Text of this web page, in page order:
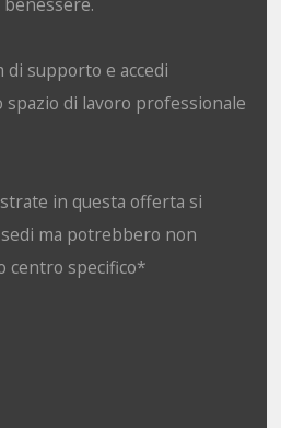
supporto e accedi
di lavoro professionale
in questa offerta si
ma potrebbero non
centro specifico*